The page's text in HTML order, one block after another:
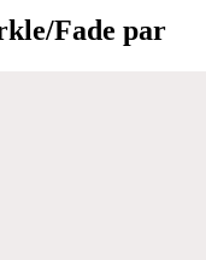
Fade par